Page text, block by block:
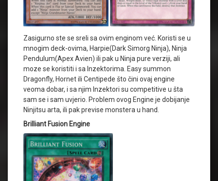
Zasigurno ste se sreli sa ovim enginom već. Koristi se u
mnogim deck-ovima, Harpie(Dark Simorg Ninja), Ninja
Pendulum(Apex Avien) ili pak u Ninja pure verziji, ali
moze se koristiti i sa Inzektorima. Easy summon
Dragonfly, Hornet ili Centipede što čini ovaj engine
veoma dobar, i sa njim Inzektori su competitive u šta
sam se i sam uvjerio. Problem ovog Engine je dobijanje
Ninjitsu arta, ili pak previse monstera u hand.
Brilliant Fusion Engine